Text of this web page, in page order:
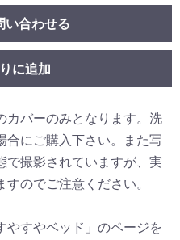
い合わせる
に追加
カバーのみとなります。洗
合にご購入下さい。また写
で撮影されていますが、実
のでご注意ください。
やすやベッド」のページを